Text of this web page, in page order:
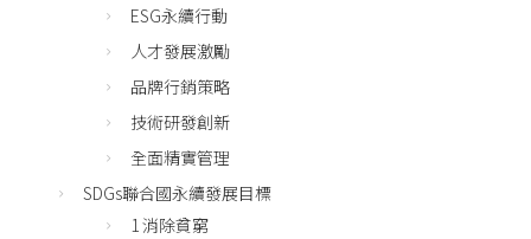
ESG永續行動
人才發展激勵
品牌行銷策略
技術研發創新
全面精實管理
SDGs聯合國永續發展目標
1 消除貧窮